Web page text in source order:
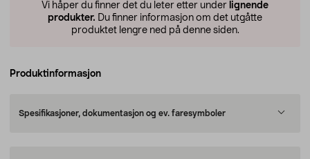
Vi håper du finner det du leter etter under lignende
produkter. Du finner informasjon om det utgåtte
produktet lengre ned på denne siden.
Produktinformasjon
Spesifikasjoner, dokumentasjon og ev. faresymboler